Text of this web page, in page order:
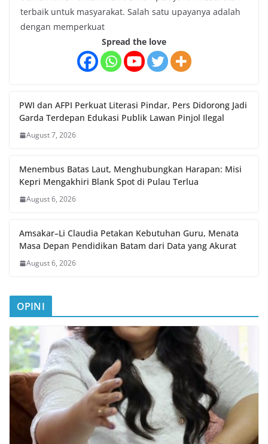
terbaik untuk masyarakat. Salah satu upayanya adalah
dengan memperkuat
Spread the love
PWI dan AFPI Perkuat Literasi Pindar, Pers Didorong Jadi
Garda Terdepan Edukasi Publik Lawan Pinjol Ilegal
August 7, 2026
Menembus Batas Laut, Menghubungkan Harapan: Misi
Kepri Mengakhiri Blank Spot di Pulau Terlua
August 6, 2026
Amsakar–Li Claudia Petakan Kebutuhan Guru, Menata
Masa Depan Pendidikan Batam dari Data yang Akurat
August 6, 2026
OPINI